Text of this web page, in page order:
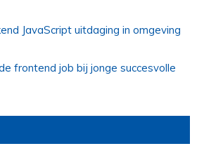
JavaScript uitdaging in omgeving
frontend job bij jonge succesvolle